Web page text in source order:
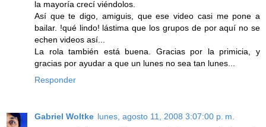
la mayoría crecí viéndolos.
Así que te digo, amiguis, que ese video casi me pone a
bailar. !qué lindo! lástima que los grupos de por aquí no se
echen videos así...
La rola también está buena. Gracias por la primicia, y
gracias por ayudar a que un lunes no sea tan lunes...
Responder
Gabriel Woltke lunes, agosto 11, 2008 3:07:00 p. m.